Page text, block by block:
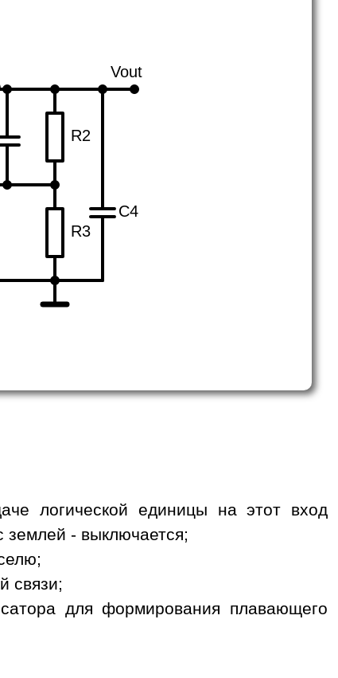
C4
R2
R3
Vout
логической единицы на этот вход
землей - выключается;
связи;
для формирования плавающего